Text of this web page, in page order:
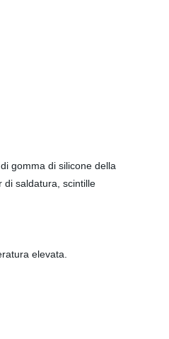
gomma di silicone della
di saldatura, scintille
elevata.